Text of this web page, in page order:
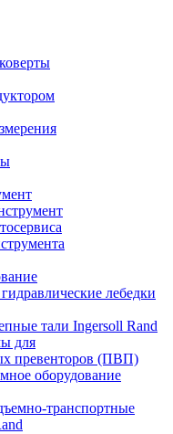
лебедки
тали Ingersoll Rand
для
превенторов (ПВП)
оборудование
транспортные